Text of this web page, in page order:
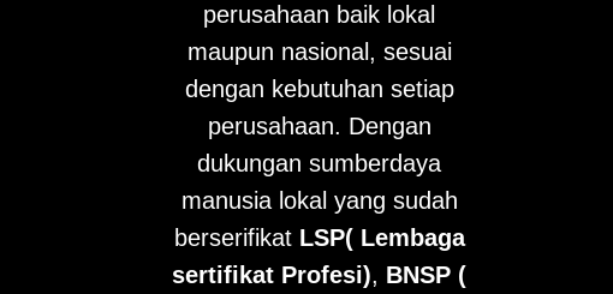
perusahaan baik lokal
maupun nasional, sesuai
dengan kebutuhan setiap
perusahaan. Dengan
dukungan sumberdaya
manusia lokal yang sudah
berserifikat LSP( Lembaga
sertifikat Profesi), BNSP (